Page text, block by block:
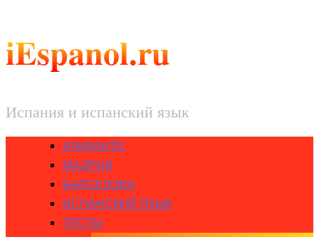
iEspanol.ru
Испания и испанский язык
АЛИКАНТЕ
МАДРИД
БАРСЕЛОНА
ИСПАНСКИЙ ЯЗЫК
ТЕСТЫ